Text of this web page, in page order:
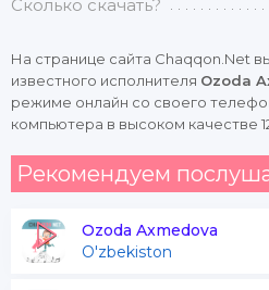
Сколько скачать?
На странице сайта Chaqqon.Net
известного исполнителя Ozoda
режиме онлайн со своего
компьютера в высоком качестве
Рекомендуем
Ozoda Axmedova
O'zbekiston